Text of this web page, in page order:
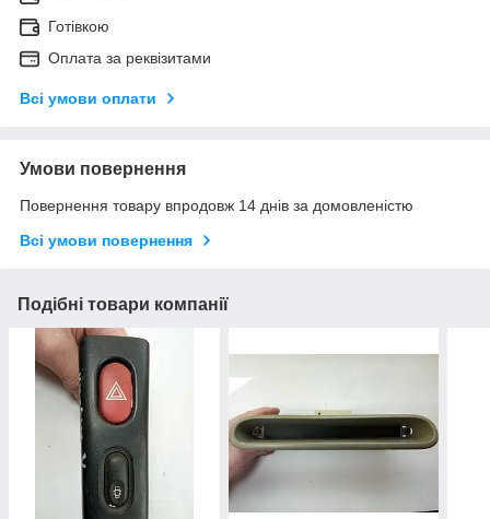
Готівкою
Оплата за реквізитами
Всі умови оплати
Умови повернення
Повернення товару впродовж 14 днів за домовленістю
Всі умови повернення
Подібні товари компанії